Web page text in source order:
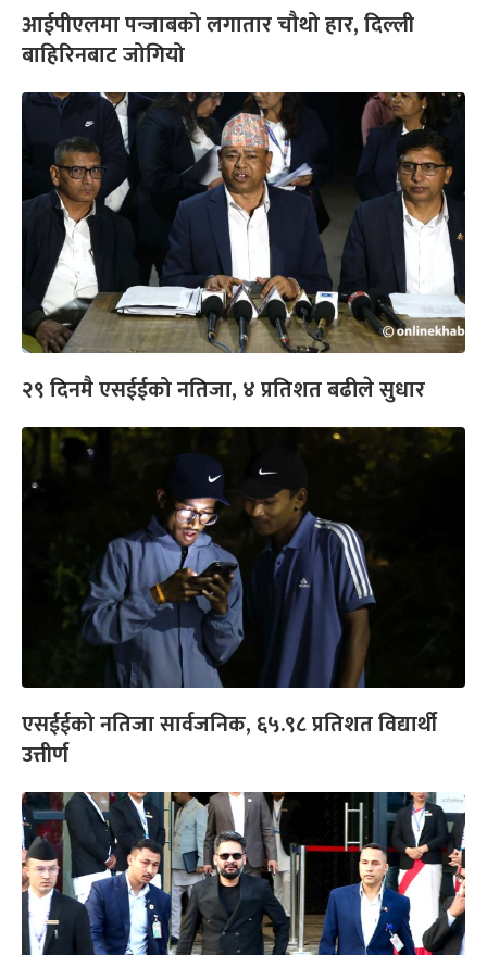
आईपीएलमा पन्जाबको लगातार चौथो हार, दिल्ली
बाहिरिनबाट जोगियो
२९ दिनमै एसईईको नतिजा, ४ प्रतिशत बढीले सुधार
एसईईको नतिजा सार्वजनिक, ६५.९८ प्रतिशत विद्यार्थी
उत्तीर्ण